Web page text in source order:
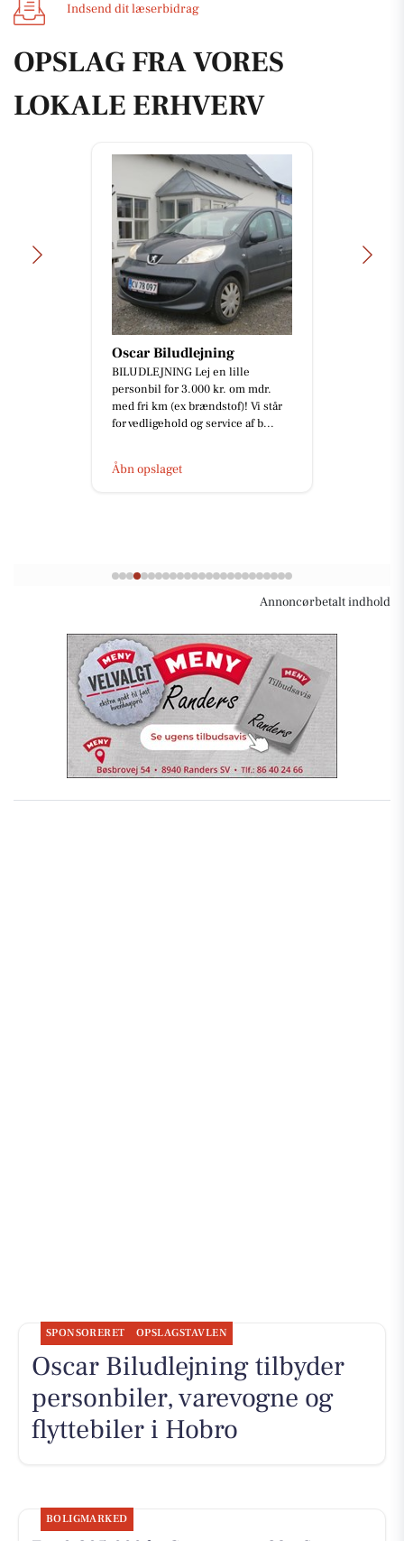
Indsend dit læserbidrag
OPSLAG FRA VORES
LOKALE ERHVERV
Oscar Biludlejning
BILUDLEJNING Lej en lille
personbil for 3.000 kr. om mdr.
med fri km (ex brændstof)! Vi står
for vedligehold og service af b...
Åbn opslaget
Annoncørbetalt indhold
SPONSORERET OPSLAGSTAVLEN
Oscar Biludlejning tilbyder
personbiler, varevogne og
flyttebiler i Hobro
BOLIGMARKED